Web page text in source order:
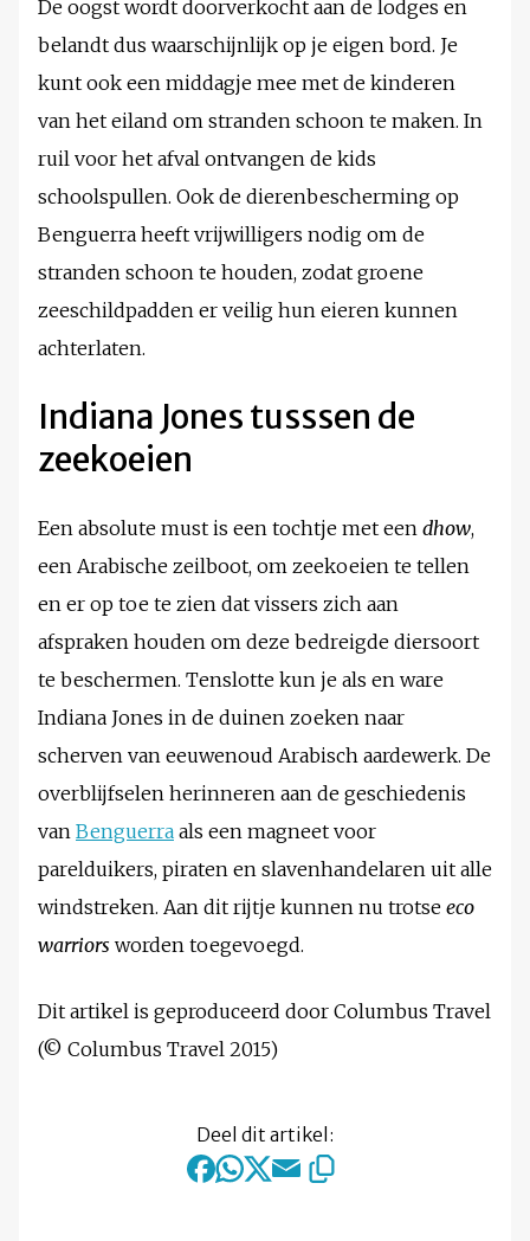
De oogst wordt doorverkocht aan de lodges en
belandt dus waarschijnlijk op je eigen bord. Je
kunt ook een middagje mee met de kinderen
van het eiland om stranden schoon te maken. In
ruil voor het afval ontvangen de kids
schoolspullen. Ook de dierenbescherming op
Benguerra heeft vrijwilligers nodig om de
stranden schoon te houden, zodat groene
zeeschildpadden er veilig hun eieren kunnen
achterlaten.
Indiana Jones tusssen de
zeekoeien
Een absolute must is een tochtje met een dhow,
een Arabische zeilboot, om zeekoeien te tellen
en er op toe te zien dat vissers zich aan
afspraken houden om deze bedreigde diersoort
te beschermen. Tenslotte kun je als en ware
Indiana Jones in de duinen zoeken naar
scherven van eeuwenoud Arabisch aardewerk. De
overblijfselen herinneren aan de geschiedenis
van Benguerra als een magneet voor
parelduikers, piraten en slavenhandelaren uit alle
windstreken. Aan dit rijtje kunnen nu trotse eco
warriors worden toegevoegd.
Dit artikel is geproduceerd door Columbus Travel
(© Columbus Travel 2015)
Deel dit artikel: